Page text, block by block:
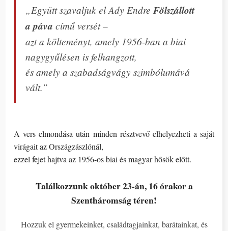
„Együtt szavaljuk el Ady Endre Fölszállott
a páva című versét –
azt a költeményt, amely 1956-ban a biai
nagygyűlésen is felhangzott,
és amely a szabadságvágy szimbólumává
vált.”
A vers elmondása után minden résztvevő elhelyezheti a saját
virágait az Országzászlónál,
ezzel fejet hajtva az 1956-os biai és magyar hősök előtt.
Találkozzunkoktóber 23-án, 16 órakora
Szentháromság téren!
Hozzuk el gyermekeinket, családtagjainkat, barátainkat, és